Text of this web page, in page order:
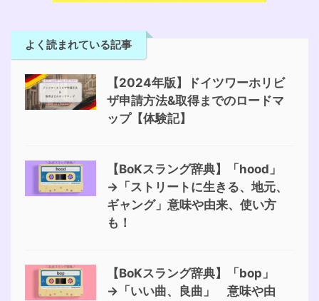
よく読まれている記事
【2024年版】ドイツワーホリビ
ザ申請方法&取得までのロードマ
ップ【体験記】
【BoKスラング辞典】「hood」
→「ストリートに生きる、地元、
ギャング」意味や由来、使い方
も！
【BoKスラング辞典】「bop」
→「いい曲、良曲」 意味や由